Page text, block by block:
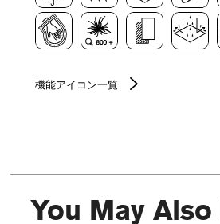
機能アイコン一覧
You May Also